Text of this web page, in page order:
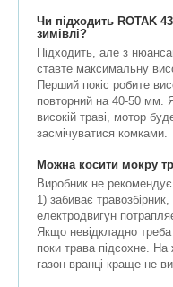
Чи підходить ROTAK
зимівлі?
Підходить, але з
ставте максимальну
Перший покіс робите
повторний на 40-50 мм.
високій траві, мотор
засмічуватися комками.
Можна косити мокру
Виробник не
1) забиває
електродвигун
Якщо невідкладно
поки трава підсохне.
газон вранці краще не